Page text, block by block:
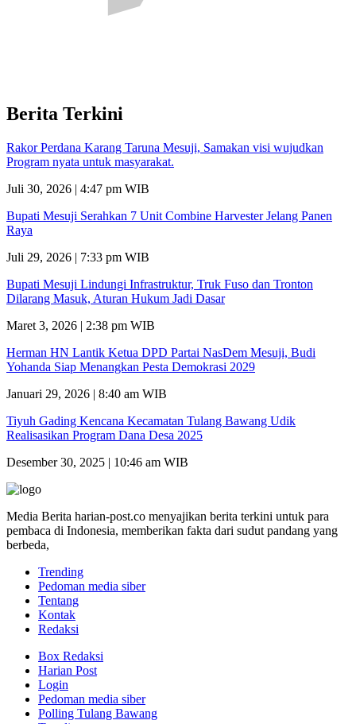
Berita Terkini
Rakor Perdana Karang Taruna Mesuji, Samakan visi wujudkan
Program nyata untuk masyarakat.
Juli 30, 2026 | 4:47 pm WIB
Bupati Mesuji Serahkan 7 Unit Combine Harvester Jelang Panen
Raya
Juli 29, 2026 | 7:33 pm WIB
Bupati Mesuji Lindungi Infrastruktur, Truk Fuso dan Tronton
Dilarang Masuk, Aturan Hukum Jadi Dasar
Maret 3, 2026 | 2:38 pm WIB
Herman HN Lantik Ketua DPD Partai NasDem Mesuji, Budi
Yohanda Siap Menangkan Pesta Demokrasi 2029
Januari 29, 2026 | 8:40 am WIB
Tiyuh Gading Kencana Kecamatan Tulang Bawang Udik
Realisasikan Program Dana Desa 2025
Desember 30, 2025 | 10:46 am WIB
Media Berita harian-post.co menyajikan berita terkini untuk para
pembaca di Indonesia, memberikan fakta dari sudut pandang yang
berbeda,
Trending
Pedoman media siber
Tentang
Kontak
Redaksi
Box Redaksi
Harian Post
Login
Pedoman media siber
Polling Tulang Bawang